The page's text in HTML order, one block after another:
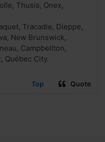
Thusis, Onex,
Tracadie, Dieppe,
New Brunswick,
Campbellton,
Québec City.
Top Quote